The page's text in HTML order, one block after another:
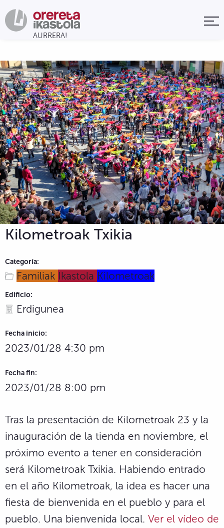
Kilometroak Txikia
Categoría:
Familiak Ikastola Kilometroak
Edificio:
Erdigunea
Fecha inicio:
2023/01/28 4:30 pm
Fecha fin:
2023/01/28 8:00 pm
Tras la presentación de Kilometroak 23 y la
inauguración de la tienda en noviembre, el
próximo evento a tener en consideración
será Kilometroak Txikia. Habiendo entrado
en el año Kilometroak, la idea es hacer una
fiesta de bienvenida en el pueblo y para el
pueblo. Una bienvenida local. Ver el vídeo de